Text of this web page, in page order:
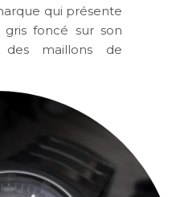
qui présente
gris foncé sur son
maillons de